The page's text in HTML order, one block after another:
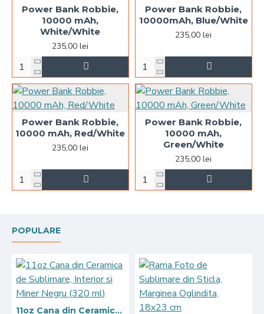
Power Bank Robbie,
10000 mAh,
White/White
235,00 lei
Power Bank Robbie,
10000mAh, Blue/White
235,00 lei
Power Bank Robbie,
10000 mAh, Red/White
235,00 lei
Power Bank Robbie,
10000 mAh,
Green/White
235,00 lei
POPULARE
11oz Cana din Ceramica de Sublimare, Interior si Miner Negru (320 ml)